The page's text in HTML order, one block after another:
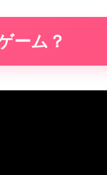
ーム？